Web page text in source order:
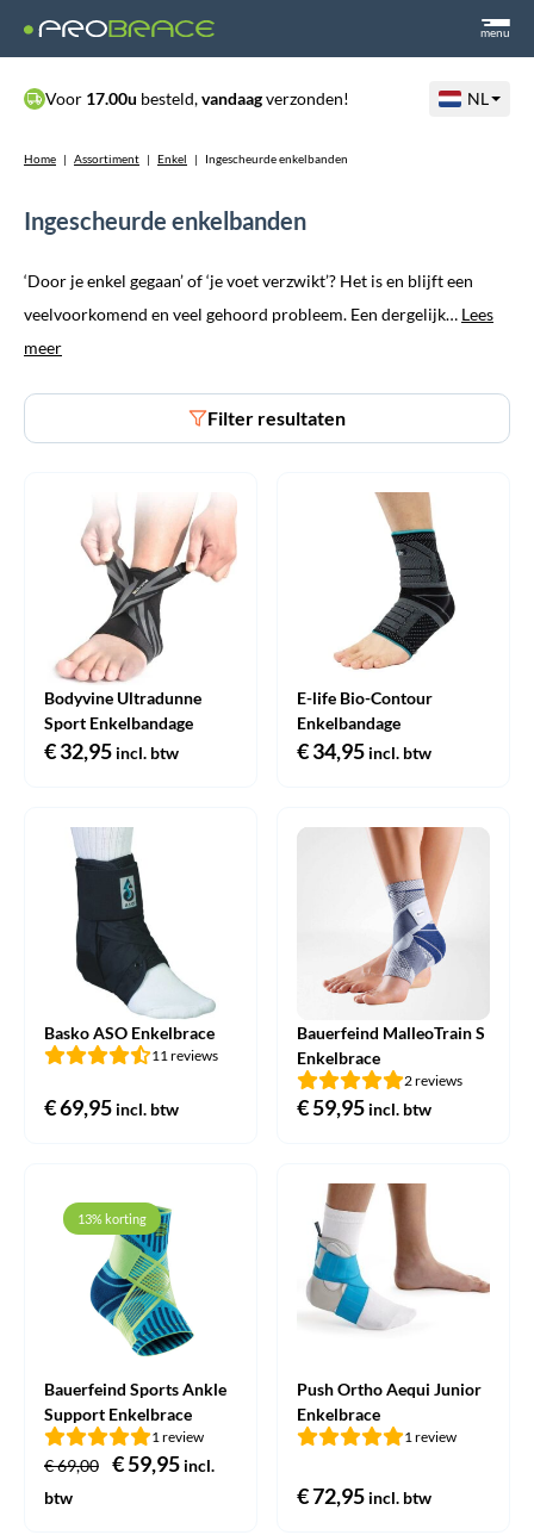
menu
Voor 17.00u besteld,vandaagverzonden! NL
Home | Assortiment | Enkel | Ingescheurde enkelbanden
Ingescheurde enkelbanden
‘Door je enkel gegaan’ of ‘je voet verzwikt’? Het is en blijft een
veelvoorkomend en veel gehoord probleem. Een dergelijk… Lees
meer
Filter resultaten
Bodyvine Ultradunne
Sport Enkelbandage
€32,95 incl. btw
E-life Bio-Contour
Enkelbandage
€34,95 incl. btw
Basko ASO Enkelbrace
11 reviews
€69,95 incl. btw
Bauerfeind MalleoTrain S
Enkelbrace
2 reviews
€59,95 incl. btw
13% korting
Bauerfeind Sports Ankle
Support Enkelbrace
1 review
€69,00
Oorspronkelijke
€59,95Huidige
incl.
btw
Push Ortho Aequi Junior
Enkelbrace
1 review
€72,95 incl. btw